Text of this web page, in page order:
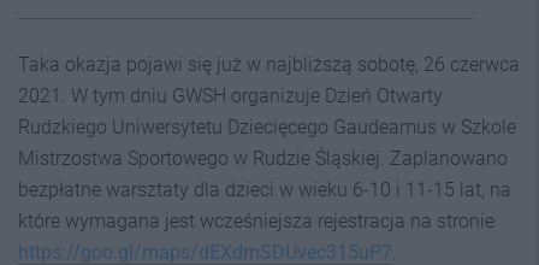
Taka okazja pojawi się już w najbliższą sobotę, 26 czerwca
2021. W tym dniu GWSH organizuje Dzień Otwarty
Rudzkiego Uniwersytetu Dziecięcego Gaudeamus w Szkole
Mistrzostwa Sportowego w Rudzie Śląskiej. Zaplanowano
bezpłatne warsztaty dla dzieci w wieku 6-10 i 11-15 lat, na
które wymagana jest wcześniejsza rejestracja na stronie
https://goo.gl/maps/dEXdmSDUvec315uP7